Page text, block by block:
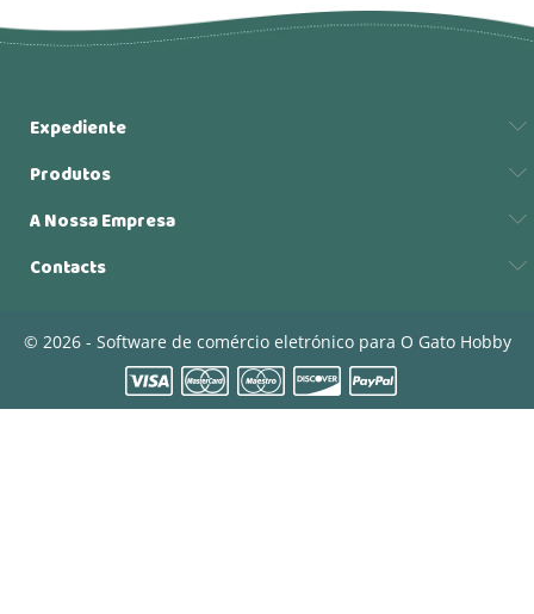
Expediente
Produtos
A Nossa Empresa
Contacts
© 2026 - Software de comércio eletrónico para O Gato Hobby